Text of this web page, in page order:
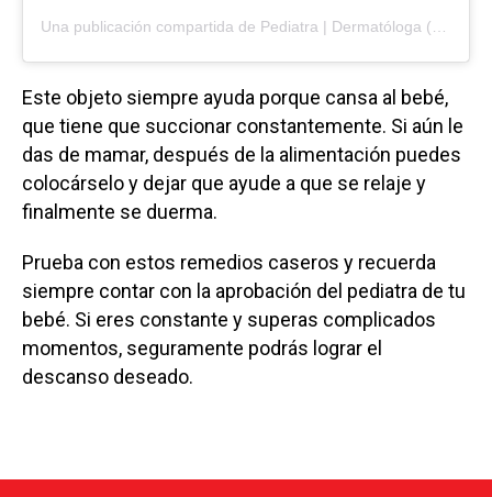
Una publicación compartida de Pediatra | Dermatóloga (@pediatra.luciasabbione) el
Este objeto siempre ayuda porque cansa al bebé,
que tiene que succionar constantemente. Si aún le
das de mamar, después de la alimentación puedes
colocárselo y dejar que ayude a que se relaje y
finalmente se duerma.
Prueba con estos remedios caseros y recuerda
siempre contar con la aprobación del pediatra de tu
bebé. Si eres constante y superas complicados
momentos, seguramente podrás lograr el
descanso deseado.